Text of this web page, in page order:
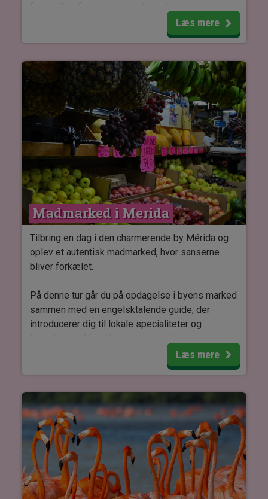
perioden december til marts, er de lyserøde
flamingoer noget helt særligt at opleve.
Turen tager dig også til en gammel saltfarm, hvor
du hører om områdets historie og ser de
bygninger, der stadig står tilbage. Du får også
mulighed for at prøve et traditionelt mayansk
mudderbad på den lille ø Clay Island – en sjov og
anderledes oplevelse.
Turen foregår til fods og med båd og varer cirka
tre timer.
Læs mere
Madmarked i Merida
Tilbring en dag i den charmerende by Mérida og
oplev et autentisk madmarked, hvor sanserne
bliver forkælet.
På denne tur går du på opdagelse i byens marked
sammen med en engelsktalende guide, der
introducerer dig til lokale specialiteter og
Smag frisk frugt, traditionelle yucatanske retter
mærker den livlige stemning blandt de lokale
handlende.
Turen varer cirka 3 timer og foregår i en gruppe.
Læs mere